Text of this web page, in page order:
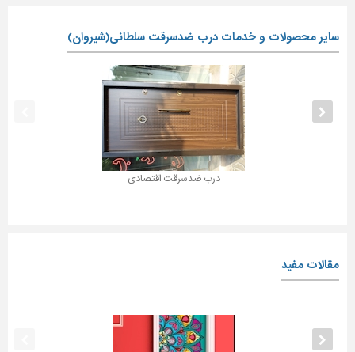
سایر محصولات و خدمات درب ضدسرقت سلطانی(شیروان)
درب ضدسرقت اقتصادی
مقالات مفید